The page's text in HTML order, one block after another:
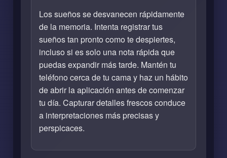
Los sueños se desvanecen rápidamente
de la memoria. Intenta registrar tus
sueños tan pronto como te despiertes,
incluso si es solo una nota rápida que
puedas expandir más tarde. Mantén tu
teléfono cerca de tu cama y haz un hábito
de abrir la aplicación antes de comenzar
tu día. Capturar detalles frescos conduce
a interpretaciones más precisas y
perspicaces.